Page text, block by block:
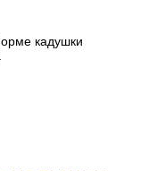
кадушки